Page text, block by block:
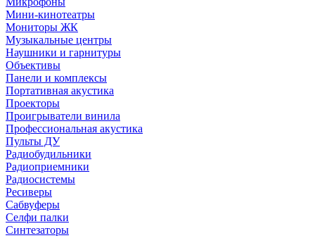
Мини-кинотеатры
Мониторы ЖК
Музыкальные центры
Наушники и гарнитуры
Объективы
Панели и комплексы
Портативная акустика
Проекторы
Проигрыватели винила
Профессиональная акустика
Пульты ДУ
Радиобудильники
Радиоприемники
Радиосистемы
Ресиверы
Сабвуферы
Селфи палки
Синтезаторы